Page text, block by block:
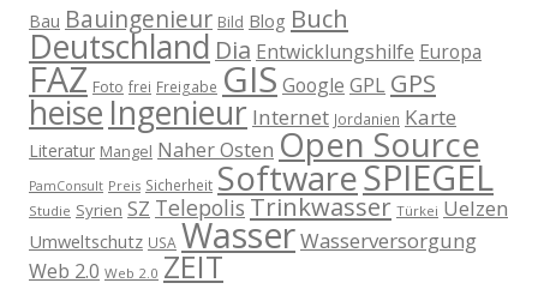
Bau Bauingenieur Bild Blog Buch
Deutschland Dia Entwicklungshilfe Europa
FAZ Foto frei Freigabe GIS Google GPL GPS
heise Ingenieur Internet Jordanien Karte
Literatur Mangel Naher Osten Open Source
PamConsult Preis Sicherheit SoftwareSPIEGEL
Studie Syrien SZ Telepolis Trinkwasser Türkei Uelzen
Umweltschutz USA WasserWasserversorgung
Web 2.0 Web 2.0 ZEIT